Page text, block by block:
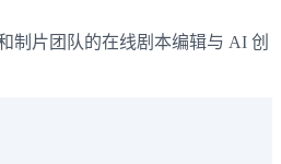
制片团队的在线剧本编辑与 AI 创